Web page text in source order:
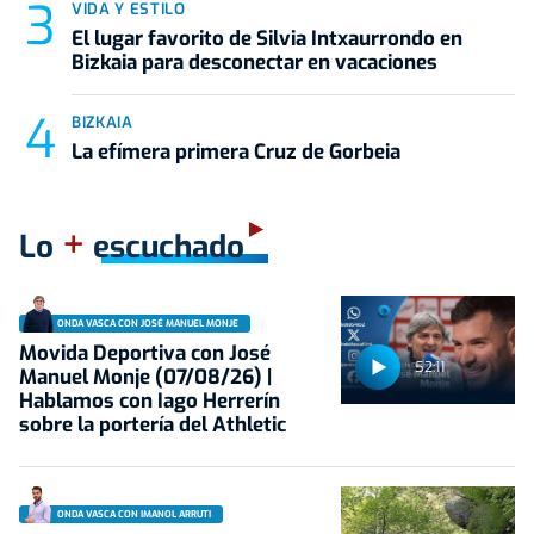
VIDA Y ESTILO
El lugar favorito de Silvia Intxaurrondo en
Bizkaia para desconectar en vacaciones
BIZKAIA
La efímera primera Cruz de Gorbeia
Lo + escuchado
52:11
ONDA VASCA CON JOSÉ MANUEL MONJE
Movida Deportiva con José
Manuel Monje (07/08/26) |
Hablamos con Iago Herrerín
sobre la portería del Athletic
ONDA VASCA CON IMANOL ARRUTI